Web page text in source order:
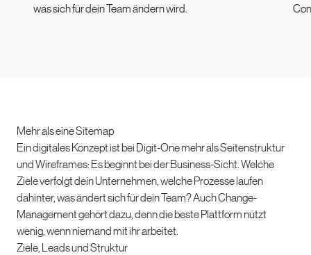
was sich für dein Team ändern wird.
Mehr als eine Sitemap
Ein digitales Konzept ist bei Digit-One mehr als Seitenstruktur
und Wireframes: Es beginnt bei der Business-Sicht. Welche
Ziele verfolgt dein Unternehmen, welche Prozesse laufen
dahinter, was ändert sich für dein Team? Auch Change-
Management gehört dazu, denn die beste Plattform nützt
wenig, wenn niemand mit ihr arbeitet.
Ziele, Leads und Struktur